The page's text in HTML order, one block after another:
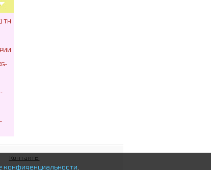
TH
Контакты
конфиденциальности.